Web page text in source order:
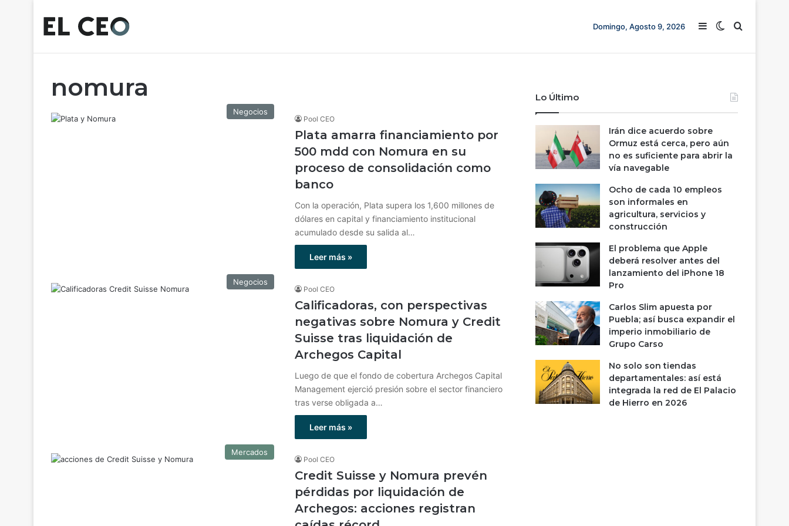
Domingo, Agosto 9, 2026 Barra lateral
Switch skin
Buscar
nomura
Negocios
Pool CEO
Plata amarra financiamiento por
500 mdd con Nomura en su
proceso de consolidación como
banco
Con la operación, Plata supera los 1,600 millones de
dólares en capital y financiamiento institucional
acumulado desde su salida al…
Leer más »
Negocios
Pool CEO
Calificadoras, con perspectivas
negativas sobre Nomura y Credit
Suisse tras liquidación de
Archegos Capital
Luego de que el fondo de cobertura Archegos Capital
Management ejerció presión sobre el sector financiero
tras verse obligada a…
Leer más »
Mercados
Pool CEO
Credit Suisse y Nomura prevén
pérdidas por liquidación de
Archegos: acciones registran
Lo Último
Irán dice acuerdo sobre
Ormuz está cerca, pero aún
no es suficiente para abrir la
vía navegable
Ocho de cada 10 empleos
son informales en
agricultura, servicios y
construcción
El problema que Apple
deberá resolver antes del
lanzamiento del iPhone 18
Pro
Carlos Slim apuesta por
Puebla; así busca expandir el
imperio inmobiliario de
Grupo Carso
No solo son tiendas
departamentales: así está
integrada la red de El Palacio
de Hierro en 2026